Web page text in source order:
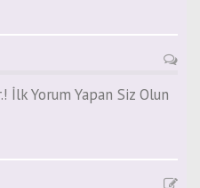
İlk Yorum Yapan Siz Olun